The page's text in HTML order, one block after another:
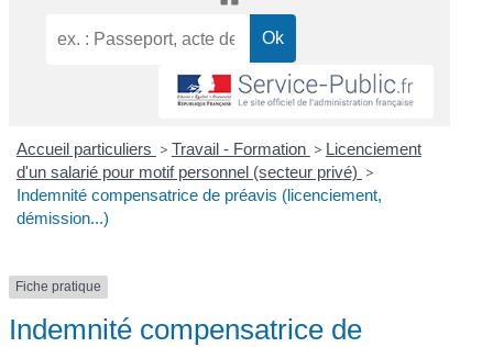
Accueil particuliers > Travail - Formation > Licenciement
d'un salarié pour motif personnel (secteur privé) >
Indemnité compensatrice de préavis (licenciement,
démission...)
Fiche pratique
Indemnité compensatrice de